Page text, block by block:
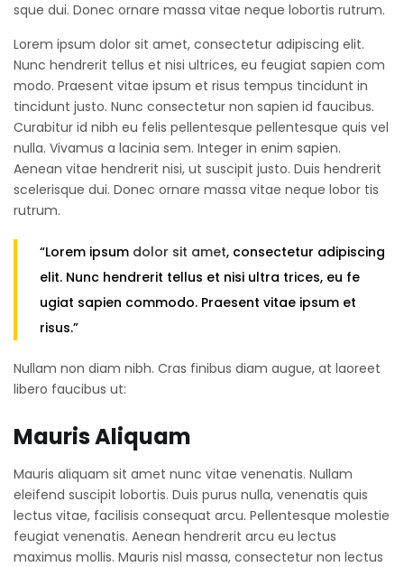
sque dui. Donec ornare massa vitae neque lobortis rutrum.
Lorem ipsum dolor sit amet, consectetur adipiscing elit.
Nunc hendrerit tellus et nisi ultrices, eu feugiat sapien com
modo. Praesent vitae ipsum et risus tempus tincidunt in
tincidunt justo. Nunc consectetur non sapien id faucibus.
Curabitur id nibh eu felis pellentesque pellentesque quis vel
nulla. Vivamus a lacinia sem. Integer in enim sapien.
Aenean vitae hendrerit nisi, ut suscipit justo. Duis hendrerit
scelerisque dui. Donec ornare massa vitae neque lobor tis
rutrum.
“Lorem ipsum dolor sit amet, consectetur adipiscing
elit. Nunc hendrerit tellus et nisi ultra trices, eu fe
ugiat sapien commodo. Praesent vitae ipsum et
risus.”
Nullam non diam nibh. Cras finibus diam augue, at laoreet
libero faucibus ut:
Mauris Aliquam
Mauris aliquam sit amet nunc vitae venenatis. Nullam
eleifend suscipit lobortis. Duis purus nulla, venenatis quis
lectus vitae, facilisis consequat arcu. Pellentesque molestie
feugiat venenatis. Aenean hendrerit arcu eu lectus
maximus mollis. Mauris nisl massa, consectetur non lectus